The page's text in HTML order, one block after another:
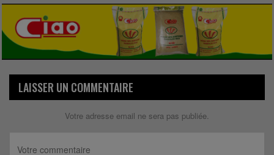
LAISSER UN COMMENTAIRE
Votre adresse email ne sera pas publiée.